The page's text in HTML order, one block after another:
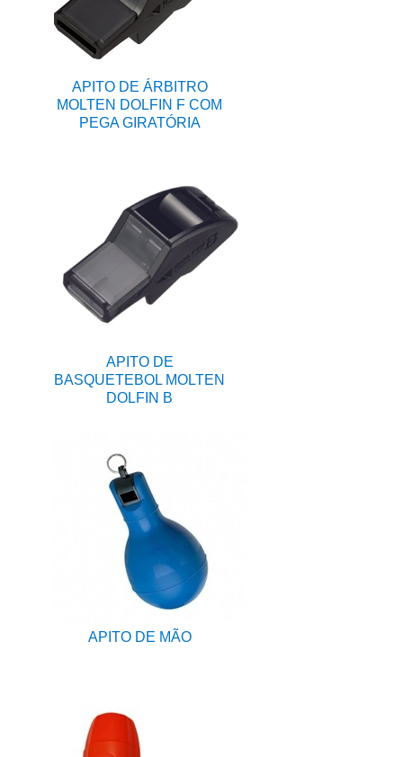
APITO DE ÁRBITRO
MOLTEN DOLFIN F COM
PEGA GIRATÓRIA
APITO DE
BASQUETEBOL MOLTEN
DOLFIN B
APITO DE MÃO